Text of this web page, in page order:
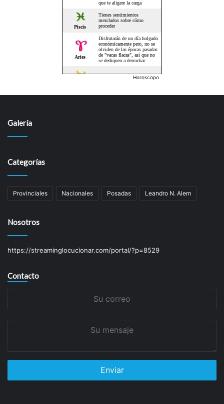
Horoscopo
Galería
Categorías
Provinciales Nacionales Posadas Leandro N. Alem
Nosotros
https://streaminglocucionar.com/portal/?p=8529
Contacto